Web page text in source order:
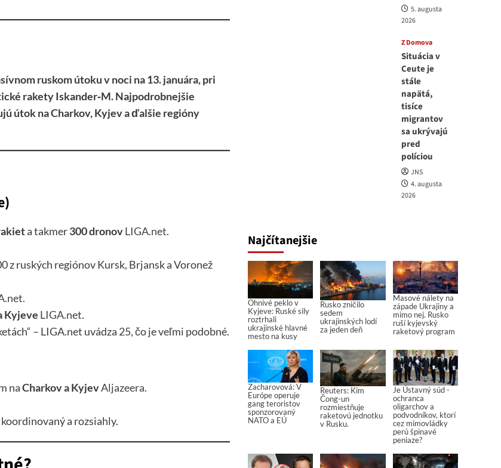
ruskom útoku v noci na 13. januára, pri
rakety Iskander‑M. Najpodrobnejšie
útok na Charkov, Kyjev a ďalšie regióny
a takmer300 dronovLIGA.net.
z ruských regiónov Kursk, Brjansk a Voronež
.
Kyjeve LIGA.net.
– LIGA.net uvádza 25, čo je veľmi podobné.
naCharkov a KyjevAljazeera.
a rozsiahly.
5. augusta
2026
Z Domova
Situácia v
Ceute je
stále
napätá,
tisíce
migrantov
sa ukrývajú
pred
políciou
JNS
4. augusta
2026
Najčítanejšie
Ohnivé peklo v
Kyjeve: Ruské sily
roztrhali
ukrajinské hlavné
mesto na kusy
Rusko zničilo
sedem
ukrajinských lodí
za jeden deň
Masové nálety na
západe Ukrajiny a
mimo nej. Rusko
ruší kyjevský
raketový program
Zacharovová: V
Európe operuje
gang teroristov
sponzorovaný
NATO a EÚ
Reuters: Kim
Čong-un
rozmiestňuje
raketovú jednotku
v Rusku.
Je Ústavný súd -
ochranca
oligarchov a
podvodníkov, ktorí
cez mimovládky
perú špinavé
peniaze?